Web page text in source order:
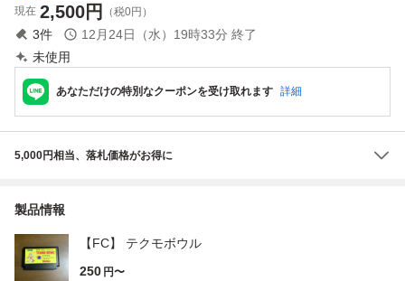
現在 2,500円 （税0円）
3件 12月24日（水）19時33分 終了
未使用
あなただけの特別なクーポンを受け取れます 詳細
5,000円相当、落札価格がお得に
製品情報
【FC】 テクモボウル
250 円〜